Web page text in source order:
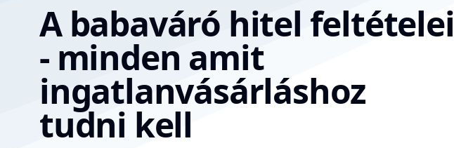
A babaváró hitel feltételei
- minden amit
ingatlanvásárláshoz
tudni kell